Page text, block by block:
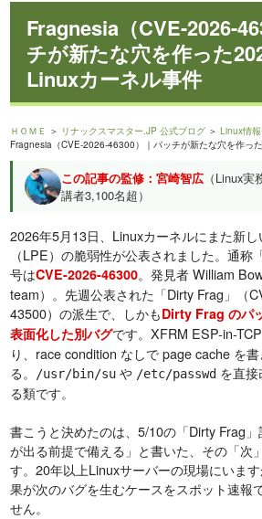
Fragnesia（CVE-2026-
チが新たな穴を作った
Linuxカーネル事件
ＨＯＭＥ ＞ リナックスマスター.JP 公式ブログ ＞Linux情
Fragnesia（CVE-2026-46300）｜パッチが新たな穴を作っ
この記事の監修：宮崎智広 （Linux
講者3,100名超）
2026年5月13日、Linuxカーネルにまた新
（LPE）の脆弱性が公表されました。通
号はCVE-2026-46300。発見者 William
team）。先週公表された「Dirty Frag」（
43500）の派生で、しかもDirty Frag のパ
表面化した別バグです。XFRM ESP-in-
り、race condition なしで page cache を
る。
/usr/bin/su や /etc/passwd を直
る類です。
書こうと決めたのは、5/10の「Dirty Frag
が出る前提で備える」と書いた、その「次
す。20年以上Linuxサーバーの現場にいま
果が次のバグを生むケースをスポット速報
せん。